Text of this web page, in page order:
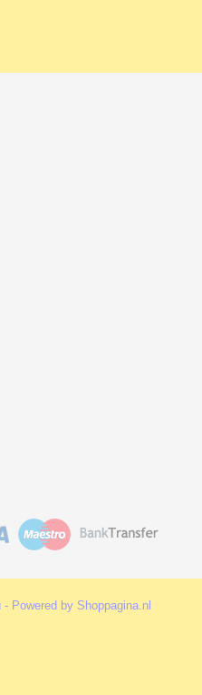
Powered by Shoppagina.nl